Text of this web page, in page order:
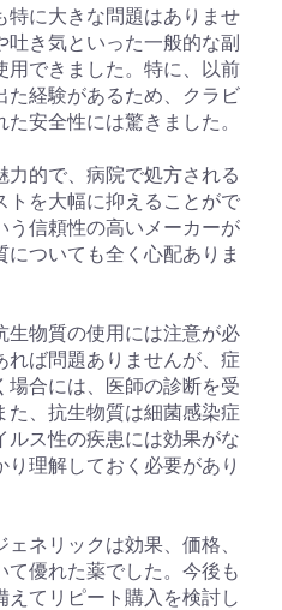
特に大きな問題はありませ
吐き気といった一般的な副
用できました。特に、以前
た経験があるため、クラビ
安全性には驚きました。
的で、病院で処方される
トを大幅に抑えることがで
う信頼性の高いメーカーが
ついても全く心配ありま
生物質の使用には注意が必
れば問題ありませんが、症
場合には、医師の診断を受
た、抗生物質は細菌感染症
ルス性の疾患には効果がな
理解しておく必要があり
ネリックは効果、価格、
優れた薬でした。今後も
えてリピート購入を検討し